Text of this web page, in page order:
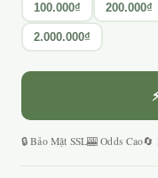
100.000₫ 200.000₫
2.000.000₫
🔒 Bảo Mật SSL🎰 Odds Cao🔄